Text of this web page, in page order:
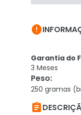

Garantia do
3 Meses
Peso:
250 gramas
